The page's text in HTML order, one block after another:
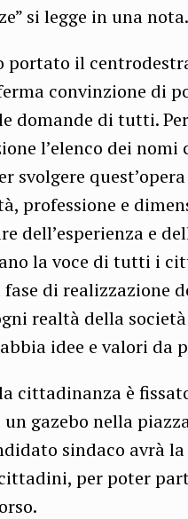
si legge in una nota.
portato il
convinzione di
domande di tutti.
l’elenco dei
svolgere
professione e
dell’esperienza e
la voce di tutti i
di realizzazione
realtà della
idee e valori da
cittadinanza è
gazebo nella
sindaco avrà
per poter